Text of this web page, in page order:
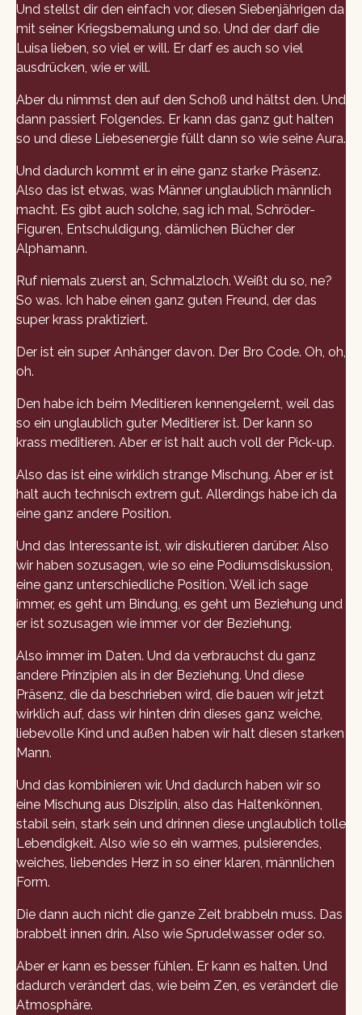
Und stellst dir den einfach vor, diesen Siebenjährigen da
mit seiner Kriegsbemalung und so. Und der darf die
Luisa lieben, so viel er will. Er darf es auch so viel
ausdrücken, wie er will.
Aber du nimmst den auf den Schoß und hältst den. Und
dann passiert Folgendes. Er kann das ganz gut halten
so und diese Liebesenergie füllt dann so wie seine Aura.
Und dadurch kommt er in eine ganz starke Präsenz.
Also das ist etwas, was Männer unglaublich männlich
macht. Es gibt auch solche, sag ich mal, Schröder-
Figuren, Entschuldigung, dämlichen Bücher der
Alphamann.
Ruf niemals zuerst an, Schmalzloch. Weißt du so, ne?
So was. Ich habe einen ganz guten Freund, der das
super krass praktiziert.
Der ist ein super Anhänger davon. Der Bro Code. Oh, oh,
oh.
Den habe ich beim Meditieren kennengelernt, weil das
so ein unglaublich guter Meditierer ist. Der kann so
krass meditieren. Aber er ist halt auch voll der Pick-up.
Also das ist eine wirklich strange Mischung. Aber er ist
halt auch technisch extrem gut. Allerdings habe ich da
eine ganz andere Position.
Und das Interessante ist, wir diskutieren darüber. Also
wir haben sozusagen, wie so eine Podiumsdiskussion,
eine ganz unterschiedliche Position. Weil ich sage
immer, es geht um Bindung, es geht um Beziehung und
er ist sozusagen wie immer vor der Beziehung.
Also immer im Daten. Und da verbrauchst du ganz
andere Prinzipien als in der Beziehung. Und diese
Präsenz, die da beschrieben wird, die bauen wir jetzt
wirklich auf, dass wir hinten drin dieses ganz weiche,
liebevolle Kind und außen haben wir halt diesen starken
Mann.
Und das kombinieren wir. Und dadurch haben wir so
eine Mischung aus Disziplin, also das Haltenkönnen,
stabil sein, stark sein und drinnen diese unglaublich tolle
Lebendigkeit. Also wie so ein warmes, pulsierendes,
weiches, liebendes Herz in so einer klaren, männlichen
Form.
Die dann auch nicht die ganze Zeit brabbeln muss. Das
brabbelt innen drin. Also wie Sprudelwasser oder so.
Aber er kann es besser fühlen. Er kann es halten. Und
dadurch verändert das, wie beim Zen, es verändert die
Atmosphäre.